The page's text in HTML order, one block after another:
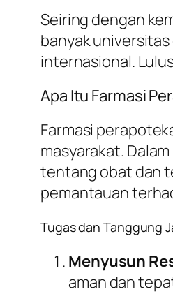
Seiring dengan
banyak
internasional.
Apa Itu Farmasi
Farmasi
masyarakat.
tentang obat dan
pemantauan
Tugas dan Tanggung
Menyusun
aman dan